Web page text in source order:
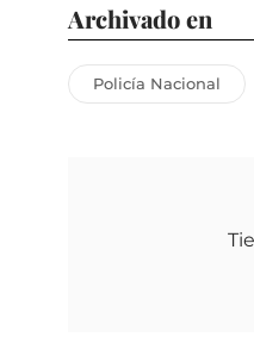
Archivado en
Policía Nacional